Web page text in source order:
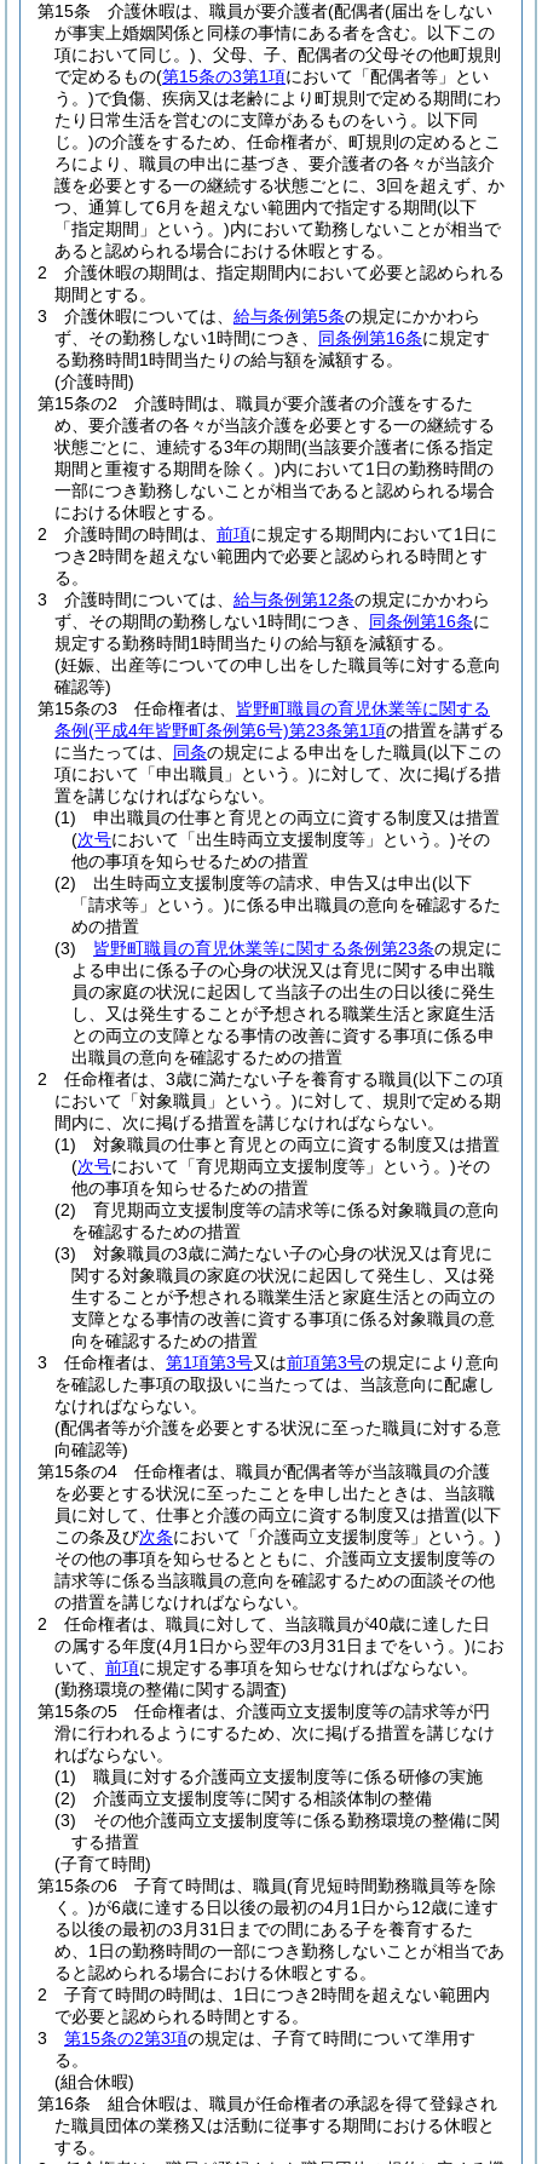
第15条
介護休暇は、職員が要介護者(配偶者(届出をしない
が事実上婚姻関係と同様の事情にある者を含む。以下この
項において同じ。) 、父母、子、配偶者の父母その他町規則
で定めるもの(第15条の3第1項において「配偶者等」とい
う。)で負傷、疾病又は老齢により町規則で定める期間にわ
たり日常生活を営むのに支障があるものをいう。以下同
じ。)の介護をするため、任命権者が、町規則の定めるとこ
ろにより、職員の申出に基づき、要介護者の各々が当該介
護を必要とする一の継続する状態ごとに、3回を超えず、か
つ、通算して6月を超えない範囲内で指定する期間(以下
「指定期間」という。)内において勤務しないことが相当で
あると認められる場合における休暇とする。
2
介護休暇の期間は、指定期間内において必要と認められる
期間とする。
3
介護休暇については、 給与条例第5条の規定にかかわら
ず、その勤務しない1時間につき、 同条例第16条に規定す
る勤務時間1時間当たりの給与額を減額する。
(介護時間)
第15条の2
介護時間は、職員が要介護者の介護をするた
め、要介護者の各々が当該介護を必要とする一の継続する
状態ごとに、連続する3年の期間(当該要介護者に係る指定
期間と重複する期間を除く。)内において1日の勤務時間の
一部につき勤務しないことが相当であると認められる場合
における休暇とする。
2
介護時間の時間は、 前項に規定する期間内において1日に
つき2時間を超えない範囲内で必要と認められる時間とす
る。
3
介護時間については、 給与条例第12条の規定にかかわら
ず、その期間の勤務しない1時間につき、 同条例第16条に
規定する勤務時間1時間当たりの給与額を減額する。
(妊娠、出産等についての申し出をした職員等に対する意向
確認等)
第15条の3
任命権者は、 皆野町職員の育児休業等に関する
条例(平成4年皆野町条例第6号)第23条第1項の措置を講ずる
に当たっては、 同条の規定による申出をした職員(以下この
項において「申出職員」という。)に対して、次に掲げる措
置を講じなければならない。
(1)
申出職員の仕事と育児との両立に資する制度又は措置
(次号において「出生時両立支援制度等」という。)その
他の事項を知らせるための措置
(2)
出生時両立支援制度等の請求、申告又は申出(以下
「請求等」という。)に係る申出職員の意向を確認するた
めの措置
(3)
皆野町職員の育児休業等に関する条例第23条の規定に
よる申出に係る子の心身の状況又は育児に関する申出職
員の家庭の状況に起因して当該子の出生の日以後に発生
し、又は発生することが予想される職業生活と家庭生活
との両立の支障となる事情の改善に資する事項に係る申
出職員の意向を確認するための措置
2
任命権者は、3歳に満たない子を養育する職員(以下この項
において「対象職員」という。)に対して、規則で定める期
間内に、次に掲げる措置を講じなければならない。
(1)
対象職員の仕事と育児との両立に資する制度又は措置
(次号において「育児期両立支援制度等」という。)その
他の事項を知らせるための措置
(2)
育児期両立支援制度等の請求等に係る対象職員の意向
を確認するための措置
(3)
対象職員の3歳に満たない子の心身の状況又は育児に
関する対象職員の家庭の状況に起因して発生し、又は発
生することが予想される職業生活と家庭生活との両立の
支障となる事情の改善に資する事項に係る対象職員の意
向を確認するための措置
3
任命権者は、 第1項第3号又は前項第3号の規定により意向
を確認した事項の取扱いに当たっては、当該意向に配慮し
なければならない。
(配偶者等が介護を必要とする状況に至った職員に対する意
向確認等)
第15条の4
任命権者は、職員が配偶者等が当該職員の介護
を必要とする状況に至ったことを申し出たときは、当該職
員に対して、仕事と介護の両立に資する制度又は措置(以下
この条及び次条において「介護両立支援制度等」という。)
その他の事項を知らせるとともに、介護両立支援制度等の
請求等に係る当該職員の意向を確認するための面談その他
の措置を講じなければならない。
2
任命権者は、職員に対して、当該職員が40歳に達した日
の属する年度(4月1日から翌年の3月31日までをいう。)にお
いて、 前項に規定する事項を知らせなければならない。
(勤務環境の整備に関する調査)
第15条の5
任命権者は、介護両立支援制度等の請求等が円
滑に行われるようにするため、次に掲げる措置を講じなけ
ればならない。
(1)
職員に対する介護両立支援制度等に係る研修の実施
(2)
介護両立支援制度等に関する相談体制の整備
(3)
その他介護両立支援制度等に係る勤務環境の整備に関
する措置
(子育て時間)
第15条の6
子育て時間は、職員(育児短時間勤務職員等を除
く。)が6歳に達する日以後の最初の4月1日から12歳に達す
る以後の最初の3月31日までの間にある子を養育するた
め、1日の勤務時間の一部につき勤務しないことが相当であ
ると認められる場合における休暇とする。
2
子育て時間の時間は、1日につき2時間を超えない範囲内
で必要と認められる時間とする。
3
第15条の2第3項の規定は、子育て時間について準用す
る。
(組合休暇)
第16条
組合休暇は、職員が任命権者の承認を得て登録され
た職員団体の業務又は活動に従事する期間における休暇と
する。